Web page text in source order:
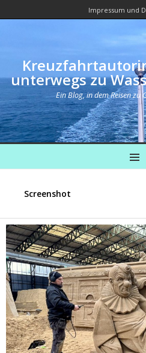
Impressum und
unterwegs zu
Ein Blog, in dem Reisen zu
Screenshot